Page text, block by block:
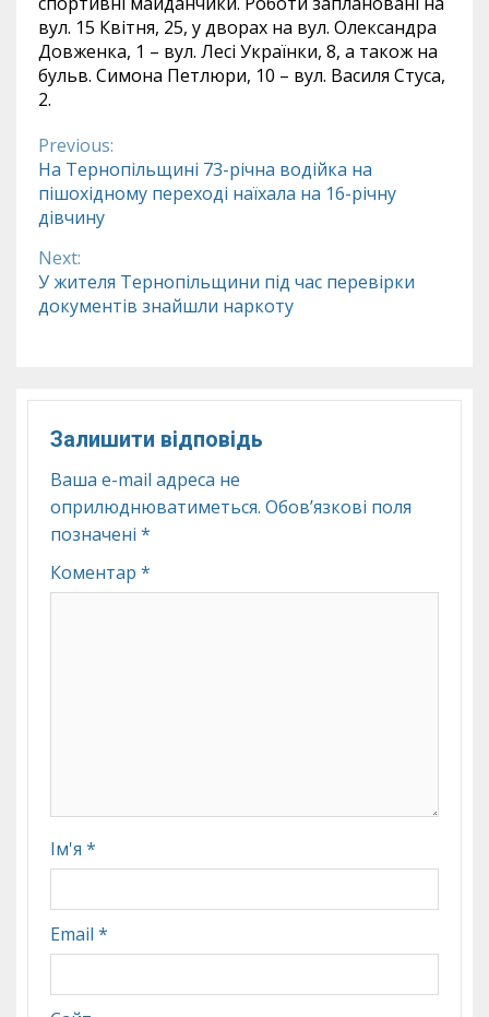
вул. 15 Квітня, 25, у дворах на вул. Олександра
Довженка, 1 – вул. Лесі Українки, 8, а також на
бульв. Симона Петлюри, 10 – вул. Василя Стуса,
2.
Continue
Reading
Previous:
На Тернопільщині 73-річна водійка на
пішохідному переході наїхала на 16-річну
дівчину
Next:
У жителя Тернопільщини під час перевірки
документів знайшли наркоту
Залишити відповідь
Ваша e-mail адреса не
оприлюднюватиметься. Обов’язкові поля
позначені *
Коментар *
Ім'я *
Email *